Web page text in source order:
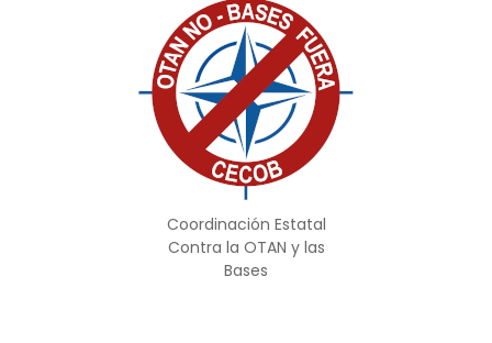
Coordinación Estatal
Contra la OTAN y las
Bases